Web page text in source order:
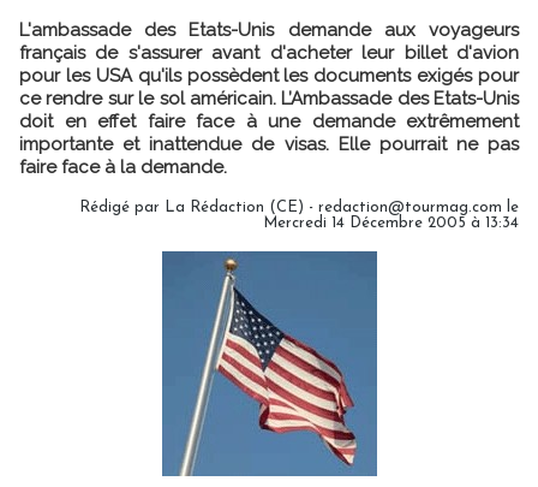
L'ambassade des Etats-Unis demande aux voyageurs
français de s'assurer avant d'acheter leur billet d'avion
pour les USA qu'ils possèdent les documents exigés pour
ce rendre sur le sol américain. L’Ambassade des Etats-Unis
doit en effet faire face à une demande extrêmement
importante et inattendue de visas. Elle pourrait ne pas
faire face à la demande.
Rédigé par La Rédaction (CE) - redaction@tourmag.com le
Mercredi 14 Décembre 2005 à 13:34